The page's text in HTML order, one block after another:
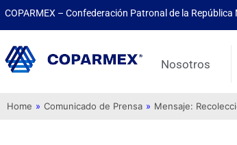
COPARMEX – Confederación Patronal de la República
Nosotros
Home » Comunicado de Prensa » Mensaje: